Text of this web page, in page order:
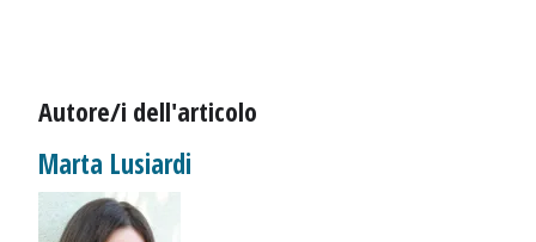
Autore/i dell'articolo
Marta Lusiardi